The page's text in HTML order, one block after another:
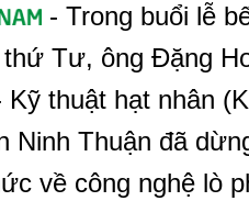
- Trong buổi lễ
Tư, ông Đặng
Kỹ thuật hạt nhân
Ninh Thuận đã
về công nghệ lò